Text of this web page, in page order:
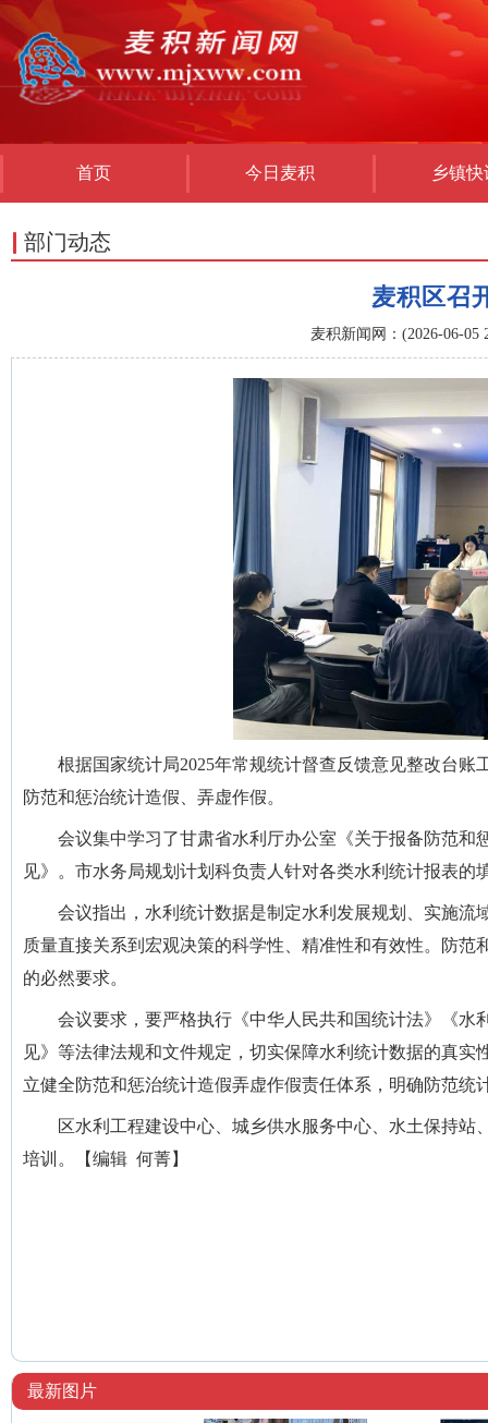
首页 今日麦积 乡镇快
部门动态
麦积区召
麦积新闻网：(2026-06-05
根据国家统计局2025年常规统计督查反馈意见整改台账
防范和惩治统计造假、弄虚作假。
会议集中学习了甘肃省水利厅办公室《关于报备防范和
见》。市水务局规划计划科负责人针对各类水利统计报表
会议指出，水利统计数据是制定水利发展规划、实施流
质量直接关系到宏观决策的科学性、精准性和有效性。防
的必然要求。
会议要求，要严格执行《中华人民共和国统计法》《水
见》等法律法规和文件规定，切实保障水利统计数据的真
立健全防范和惩治统计造假弄虚作假责任体系，明确防范统
区水利工程建设中心、城乡供水服务中心、水土保持站
培训。【编辑 何菁】
最新图片